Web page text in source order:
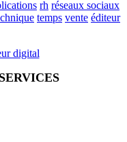
rh réseaux sociaux
temps vente éditeur